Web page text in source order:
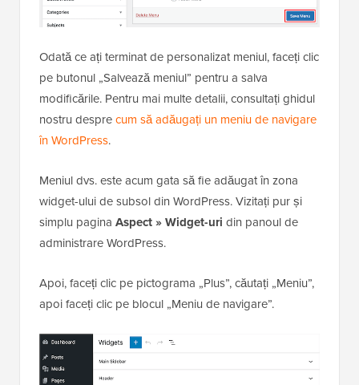
Odată ce ați terminat de personalizat meniul, faceți clic
pe butonul „Salvează meniul” pentru a salva
modificările. Pentru mai multe detalii, consultați ghidul
nostru desprecum să adăugați un meniu de navigare
în WordPress.
Meniul dvs. este acum gata să fie adăugat în zona
widget-ului de subsol din WordPress. Vizitați pur și
simplu pagina Aspect » Widget-uri din panoul de
administrare WordPress.
Apoi, faceți clic pe pictograma „Plus”, căutați „Meniu”,
apoi faceți clic pe blocul „Meniu de navigare”.